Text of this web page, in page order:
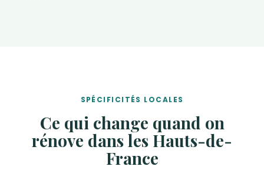
SPÉCIFICITÉS LOCALES
Ce qui change quand on
rénove dans les Hauts-de-
France